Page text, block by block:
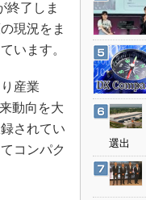
終了しま
現況をま
います。
産業
動向を大
されてい
コンパク
選出